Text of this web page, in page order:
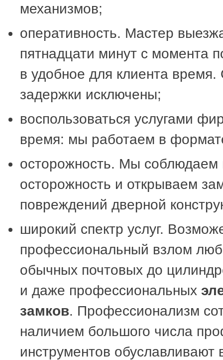
механизмов;
оперативность. Мастер
пятнадцати минут с момента
в удобное для клиента
задержки исключены;
воспользоваться услугами
время: мы работаем в
осторожность. Мы соблюдаем
осторожность и открываем
повреждений дверной
широкий спектр услуг.
профессиональный взлом
обычных почтовых до
и даже профессиональных
замков. Профессионализм
наличием большого числа
инструментов обуславливают